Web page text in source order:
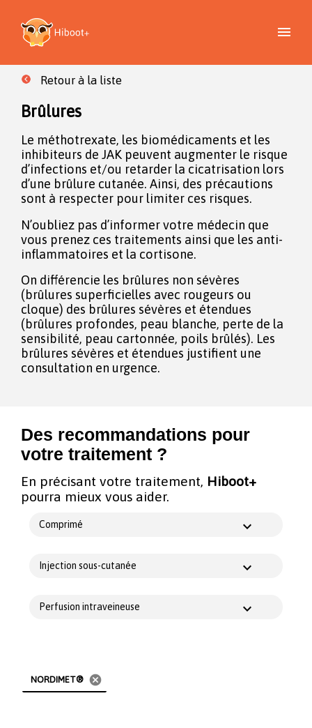
Retour à la liste
Brûlures
Le méthotrexate, les biomédicaments et les
inhibiteurs de JAK peuvent augmenter le risque
d’infections et/ou retarder la cicatrisation lors
d’une brûlure cutanée. Ainsi, des précautions
sont à respecter pour limiter ces risques.
N’oubliez pas d’informer votre médecin que
vous prenez ces traitements ainsi que les anti-
inflammatoires et la cortisone.
On différencie les brûlures non sévères
(brûlures superficielles avec rougeurs ou
cloque) des brûlures sévères et étendues
(brûlures profondes, peau blanche, perte de la
sensibilité, peau cartonnée, poils brûlés). Les
brûlures sévères et étendues justifient une
consultation en urgence.
Des recommandations pour
votre traitement ?
En précisant votre traitement, Hiboot+
pourra mieux vous aider.
Comprimé
Injection sous-cutanée
Perfusion intraveineuse
NORDIMET® cancel